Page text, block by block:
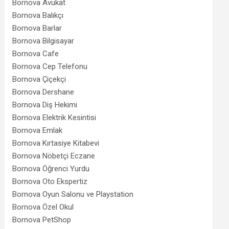
Bornova Avukat
Bornova Balıkçı
Bornova Barlar
Bornova Bilgisayar
Bornova Cafe
Bornova Cep Telefonu
Bornova Çiçekçi
Bornova Dershane
Bornova Diş Hekimi
Bornova Elektrik Kesintisi
Bornova Emlak
Bornova Kırtasiye Kitabevi
Bornova Nöbetçi Eczane
Bornova Öğrenci Yurdu
Bornova Oto Ekspertiz
Bornova Oyun Salonu ve Playstation
Bornova Özel Okul
Bornova PetShop